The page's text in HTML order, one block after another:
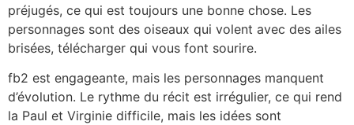
préjugés, ce qui est toujours une bonne chose. Les
personnages sont des oiseaux qui volent avec des ailes
brisées, télécharger qui vous font sourire.
fb2 est engageante, mais les personnages manquent
d’évolution. Le rythme du récit est irrégulier, ce qui rend
la Paul et Virginie difficile, mais les idées sont